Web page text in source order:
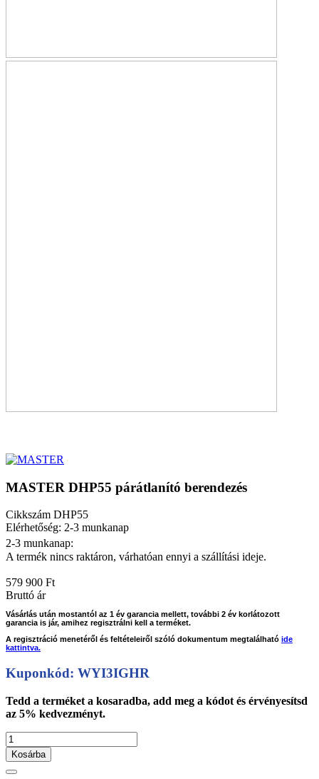
MASTER DHP55 párátlanító berendezés
Cikkszám DHP55
Elérhetőség: 2-3 munkanap
2-3 munkanap:
A termék nincs raktáron, várhatóan ennyi a szállítási ideje.
579 900 Ft
Bruttó ár
Vásárlás után mostantól az 1 év garancia mellett, további 2 év korlátozott
garancia is jár, amihez regisztrálni kell a terméket.
A regisztráció menetéről és feltételeiről szóló dokumentum megtalálható ide
kattintva.
Kuponkód: WYI3IGHR
Tedd a terméket a kosaradba, add meg a kódot és érvényesítsd
az 5% kedvezményt.
Kosárba